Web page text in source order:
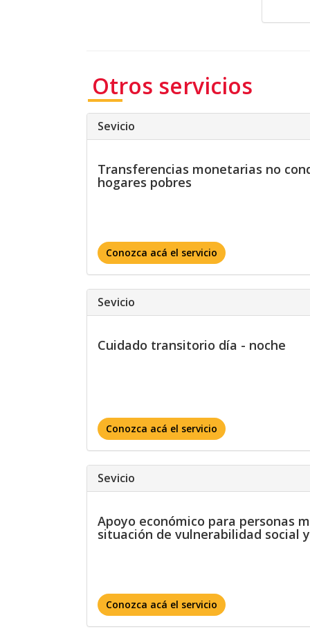
Otros servicios
Sevicio
Transferencias monetarias no
hogares pobres
Conozca acá el servicio
Sevicio
Cuidado transitorio día - noche
Conozca acá el servicio
Sevicio
Apoyo económico para personas
situación de vulnerabilidad social
Conozca acá el servicio